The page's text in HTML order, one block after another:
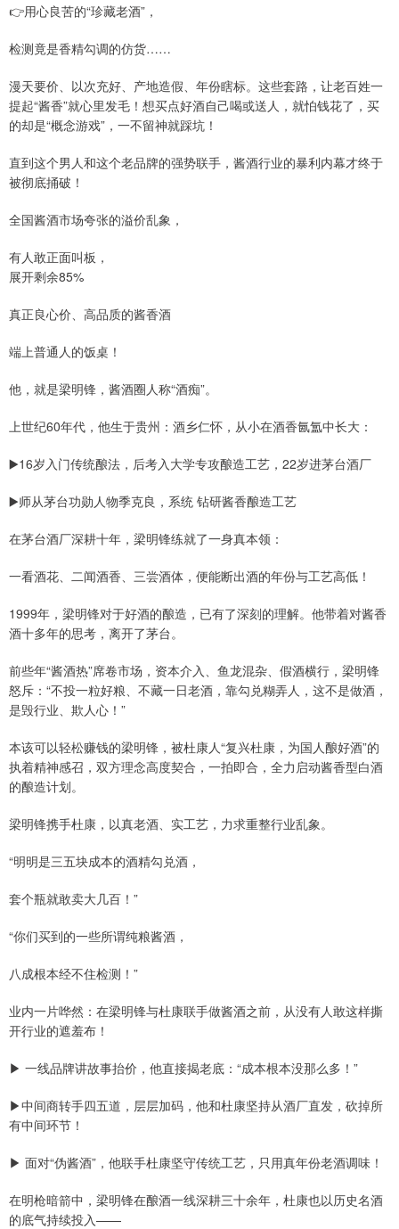
👉用心良苦的“珍藏老酒”，
检测竟是香精勾调的仿货……
漫天要价、以次充好、产地造假、年份瞎标。这些套路，让老百姓一
提起“酱香”就心里发毛！想买点好酒自己喝或送人，就怕钱花了，买
的却是“概念游戏”，一不留神就踩坑！
直到这个男人和这个老品牌的强势联手，酱酒行业的暴利内幕才终于
被彻底捅破！
全国酱酒市场夸张的溢价乱象，
有人敢正面叫板，
展开剩余85%
真正良心价、高品质的酱香酒
端上普通人的饭桌！
他，就是梁明锋，酱酒圈人称“酒痴”。
上世纪60年代，他生于贵州：酒乡仁怀，从小在酒香氤氲中长大：
▶️16岁入门传统酿法，后考入大学专攻酿造工艺，22岁进茅台酒厂
▶️师从茅台功勋人物季克良，系统 钻研酱香酿造工艺
在茅台酒厂深耕十年，梁明锋练就了一身真本领：
一看酒花、二闻酒香、三尝酒体，便能断出酒的年份与工艺高低！
1999年，梁明锋对于好酒的酿造，已有了深刻的理解。他带着对酱香
酒十多年的思考，离开了茅台。
前些年“酱酒热”席卷市场，资本介入、鱼龙混杂、假酒横行，梁明锋
怒斥：“不投一粒好粮、不藏一日老酒，靠勾兑糊弄人，这不是做酒，
是毁行业、欺人心！”
本该可以轻松赚钱的梁明锋，被杜康人“复兴杜康，为国人酿好酒”的
执着精神感召，双方理念高度契合，一拍即合，全力启动酱香型白酒
的酿造计划。
梁明锋携手杜康，以真老酒、实工艺，力求重整行业乱象。
“明明是三五块成本的酒精勾兑酒，
套个瓶就敢卖大几百！”
“你们买到的一些所谓纯粮酱酒，
八成根本经不住检测！”
业内一片哗然：在梁明锋与杜康联手做酱酒之前，从没有人敢这样撕
开行业的遮羞布！
▶ 一线品牌讲故事抬价，他直接揭老底：“成本根本没那么多！”
▶中间商转手四五道，层层加码，他和杜康坚持从酒厂直发，砍掉所
有中间环节！
▶ 面对“伪酱酒”，他联手杜康坚守传统工艺，只用真年份老酒调味！
在明枪暗箭中，梁明锋在酿酒一线深耕三十余年，杜康也以历史名酒
的底气持续投入——